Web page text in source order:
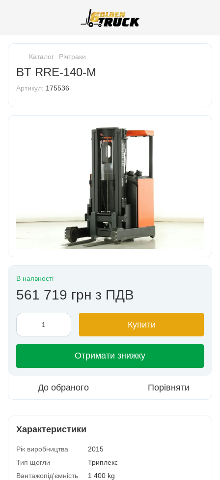
Каталог Річтраки
BT RRE-140-M
Артикул: 175536
В наявності
561 719 грн з ПДВ
Купити
Отримати знижку
До обраного Порівняти
Характеристики
Рік виробництва
2015
Тип щогли
Триплекс
Вантажопід'ємність
1 400 kg